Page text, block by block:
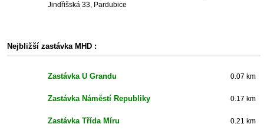
Jindřišská 33, Pardubice
Nejbližší zastávka MHD :
Zastávka U Grandu 0.07 km
Zastávka Náměstí Republiky 0.17 km
Zastávka Třída Míru 0.21 km